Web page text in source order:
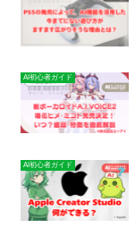
AI初心者ガイド
AI初心者ガイド